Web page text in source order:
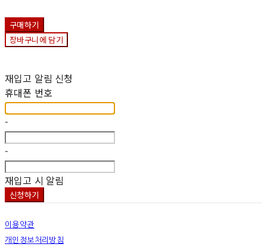
구매하기
장바구니에 담기
재입고 알림 신청
휴대폰 번호
-
-
재입고 시 알림
신청하기
이용약관
개인정보처리방침